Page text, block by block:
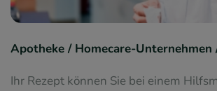
Apotheke / Home­care-Unternehmen
Ihr Rezept können Sie bei einem